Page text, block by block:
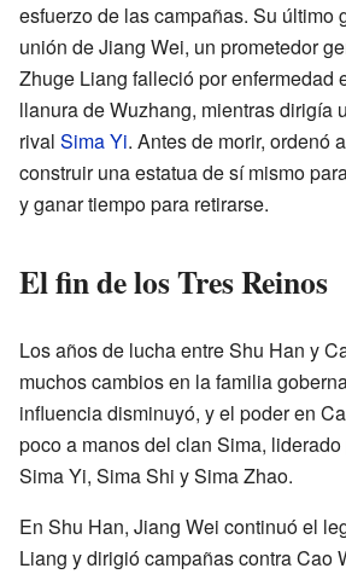
esfuerzo de las campañas. Su último
unión de Jiang Wei, un prometedor
Zhuge Liang falleció por enfermedad
llanura de Wuzhang, mientras dirigía
rival Sima Yi. Antes de morir, ordenó
construir una estatua de sí mismo
y ganar tiempo para retirarse.
El fin de los Tres Reinos
Los años de lucha entre Shu Han y
muchos cambios en la familia
influencia disminuyó, y el poder en
poco a manos del clan Sima,
Sima Yi, Sima Shi y Sima Zhao.
En Shu Han, Jiang Wei continuó el
Liang y dirigió campañas contra Cao